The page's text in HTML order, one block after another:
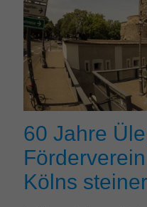
60 Jahre
Kölns